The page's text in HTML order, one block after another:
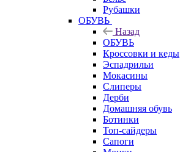
Рубашки
ОБУВЬ
Назад
ОБУВЬ
Кроссовки и кеды
Эспадрильи
Мокасины
Слиперы
Дерби
Домашняя обувь
Ботинки
Топ-сайдеры
Сапоги